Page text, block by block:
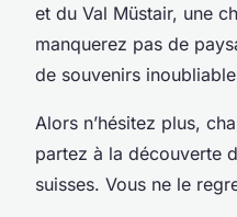
et du Val Müstair, une
manquerez pas de
de souvenirs
Alors n’hésitez plus,
partez à la découverte
suisses. Vous ne le